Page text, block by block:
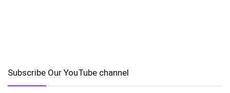
Subscribe Our YouTube channel